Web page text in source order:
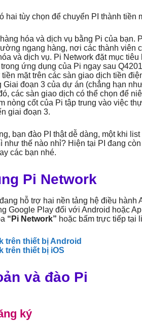
hai tùy chọn để chuyển PI thành tiền
hóa và dịch vụ bằng Pi của bạn.
ngang hàng, nơi các thành viên
và dịch vụ. Pi Network đặt mục
ứng dụng của Pi ngay sau
mặt trên các sàn giao dịch tiền
Giai đoạn 3 của dự án (chẳng hạn
các sàn giao dịch có thể chọn để
nòng cốt của Pi tập trung vào việc
giai đoạn 3.
bạn đào PI thật dễ dàng, một khi
như thế nào nhỉ? Hiện tại PI đang
các bạn nhé.
Pi Network
hỗ trợ hai nền tảng hệ điều hành
Google Play đối với Android hoặc
“Pi Network” hoặc bấm trực tiếp tại
trên thiết bị Android
trên thiết bị iOS
và đào Pi
ký